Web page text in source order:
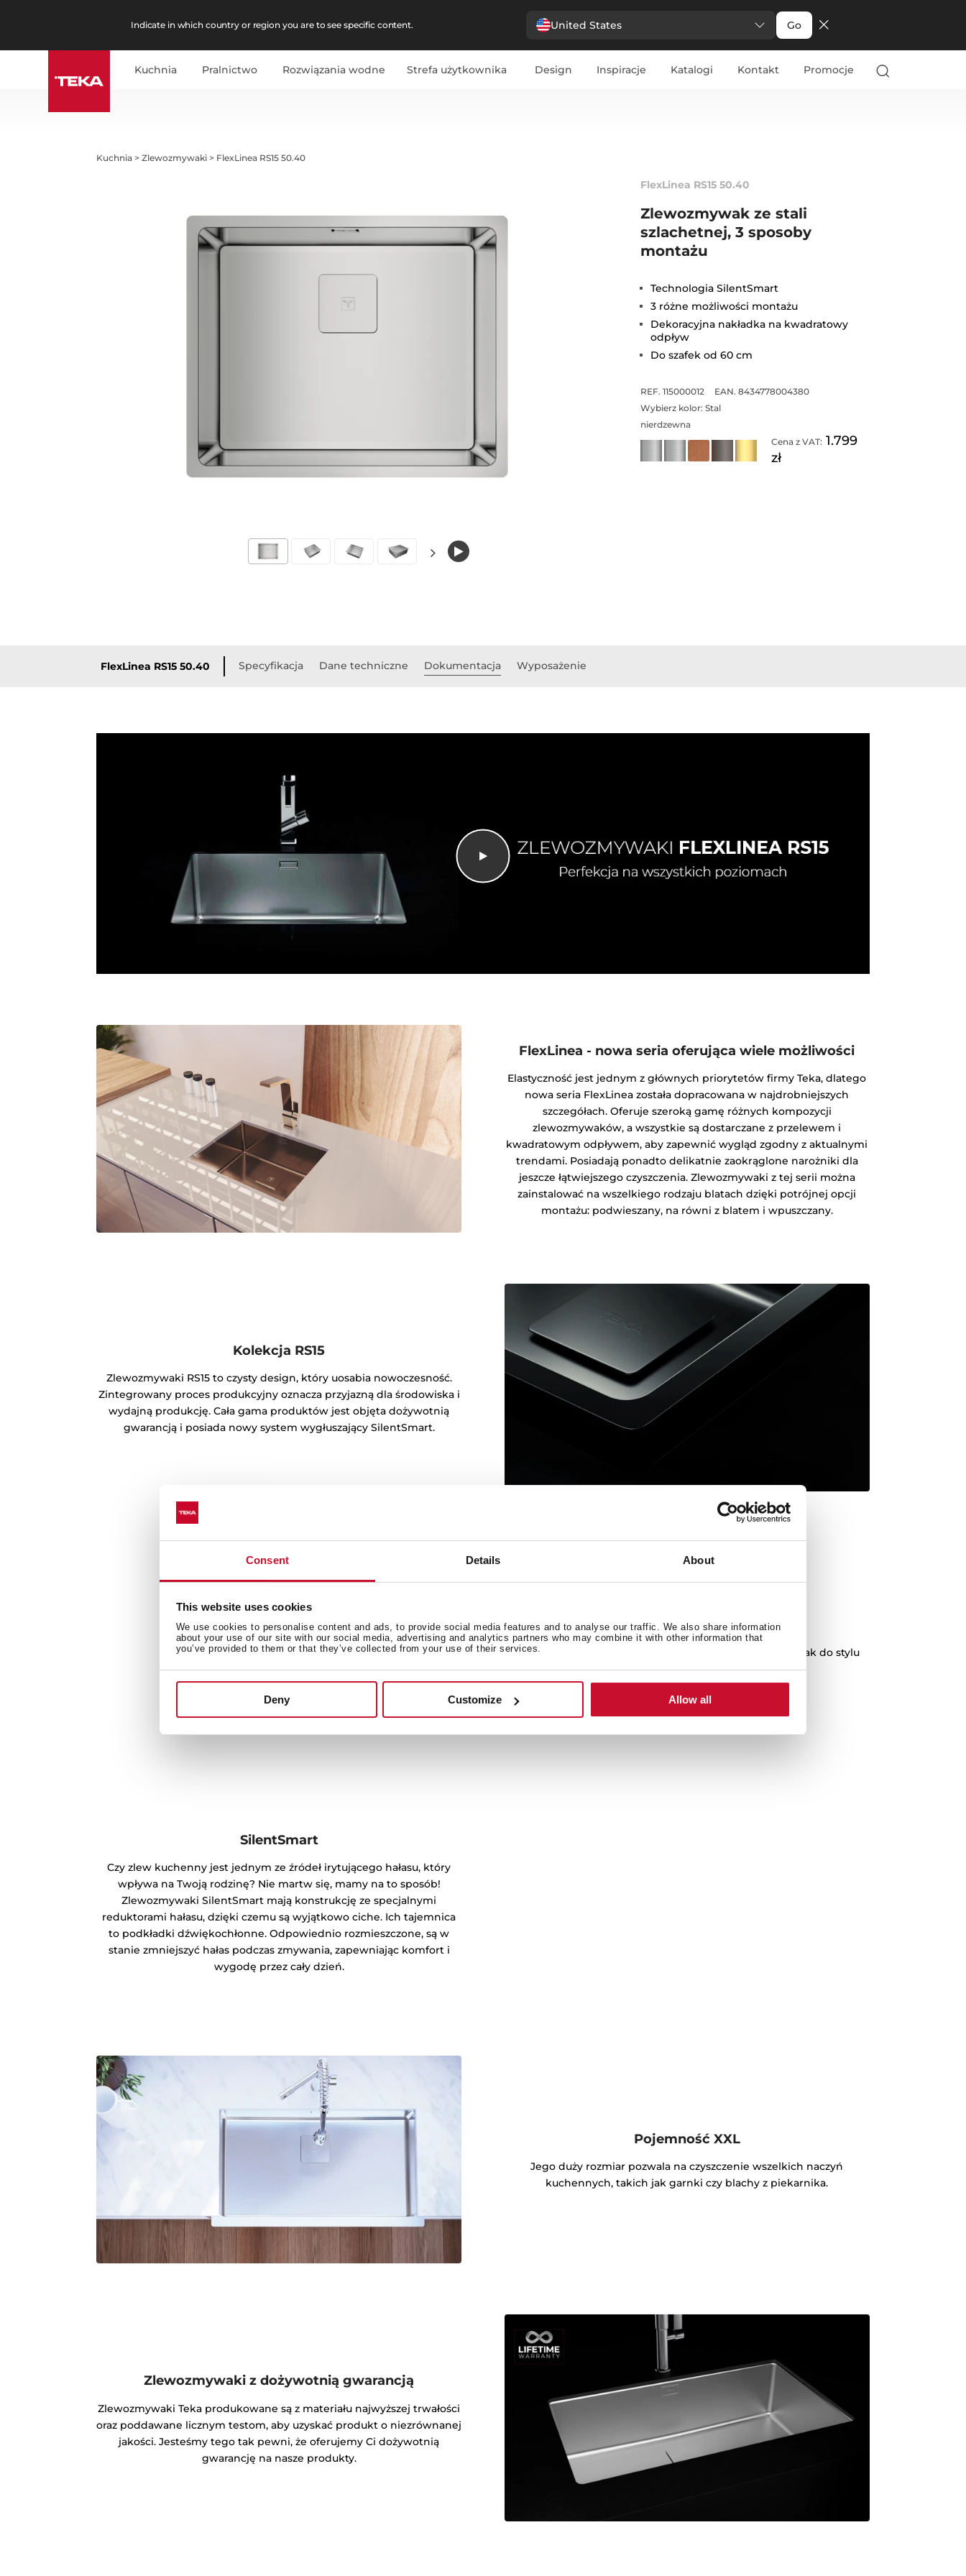
Consent Details About
This website uses cookies
We use cookies to personalise content and ads, to provide social media features and to analyse our traffic. We also share information
about your use of our site with our social media, advertising and analytics partners who may combine it with other information that
you’ve provided to them or that they’ve collected from your use of their services.
Deny Customize Allow all
Indicate in which country or region you are to see specific content. United States Go
Kuchnia Pralnictwo Rozwiązania wodne Strefa użytkownika Design Inspiracje Katalogi Kontakt Promocje
Kuchnia >Zlewozmywaki > FlexLinea RS15 50.40
FlexLinea RS15 50.40
Zlewozmywak ze stali
szlachetnej, 3 sposoby
montażu
Technologia SilentSmart
3 różne możliwości montażu
Dekoracyjna nakładka na kwadratowy
odpływ
Do szafek od 60 cm
REF. 115000012
EAN. 8434778004380
Wybierz kolor: Stal
nierdzewna
Cena z VAT: 1.799
zł
FlexLinea RS15 50.40 Specyfikacja Dane techniczne Dokumentacja Wyposażenie
FlexLinea - nowa seria oferująca wiele możliwości
Elastyczność jest jednym z głównych priorytetów firmy Teka, dlatego
nowa seria FlexLinea została dopracowana w najdrobniejszych
szczegółach. Oferuje szeroką gamę różnych kompozycji
zlewozmywaków, a wszystkie są dostarczane z przelewem i
kwadratowym odpływem, aby zapewnić wygląd zgodny z aktualnymi
trendami. Posiadają ponadto delikatnie zaokrąglone narożniki dla
jeszcze łątwiejszego czyszczenia. Zlewozmywaki z tej serii można
zainstalować na wszelkiego rodzaju blatach dzięki potrójnej opcji
montażu: podwieszany, na równi z blatem i wpuszczany.
Kolekcja RS15
Zlewozmywaki RS15 to czysty design, który uosabia nowoczesność.
Zintegrowany proces produkcyjny oznacza przyjazną dla środowiska i
wydajną produkcję. Cała gama produktów jest objęta dożywotnią
gwarancją i posiada nowy system wygłuszający SilentSmart.
Wiele możliwości montażu
Trzy rodzaje montażu pozwalają dopasować zlewozmywak do stylu
Twojej kuchni.
SilentSmart
Czy zlew kuchenny jest jednym ze źródeł irytującego hałasu, który
wpływa na Twoją rodzinę? Nie martw się, mamy na to sposób!
Zlewozmywaki SilentSmart mają konstrukcję ze specjalnymi
reduktorami hałasu, dzięki czemu są wyjątkowo ciche. Ich tajemnica
to podkładki dźwiękochłonne. Odpowiednio rozmieszczone, są w
stanie zmniejszyć hałas podczas zmywania, zapewniając komfort i
wygodę przez cały dzień.
Pojemność XXL
Jego duży rozmiar pozwala na czyszczenie wszelkich naczyń
kuchennych, takich jak garnki czy blachy z piekarnika.
Zlewozmywaki z dożywotnią gwarancją
Zlewozmywaki Teka produkowane są z materiału najwyższej trwałości
oraz poddawane licznym testom, aby uzyskać produkt o niezrównanej
jakości. Jesteśmy tego tak pewni, że oferujemy Ci dożywotnią
gwarancję na nasze produkty.